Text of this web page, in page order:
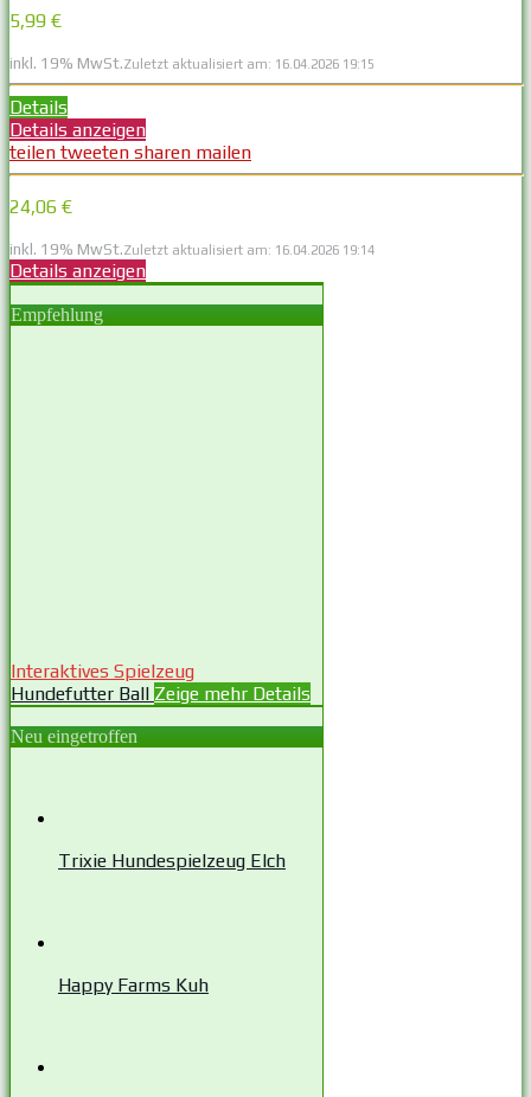
5,99 €
inkl. 19% MwSt.Zuletzt aktualisiert am: 16.04.2026 19:15
Details
Details anzeigen
teilen tweeten sharen mailen
24,06 €
inkl. 19% MwSt.Zuletzt aktualisiert am: 16.04.2026 19:14
Details anzeigen
Empfehlung
Interaktives Spielzeug
Hundefutter Ball Zeige mehr Details
Neu eingetroffen
Trixie Hundespielzeug Elch
Happy Farms Kuh